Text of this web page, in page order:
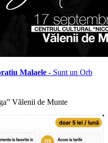
Malaele - Sunt un Orb
Vălenii de Munte